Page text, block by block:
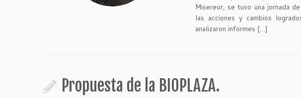
Misereor, se tuvo una jornada
las acciones y cambios
analizaron informes […]
Propuesta de la BIOPLAZA.